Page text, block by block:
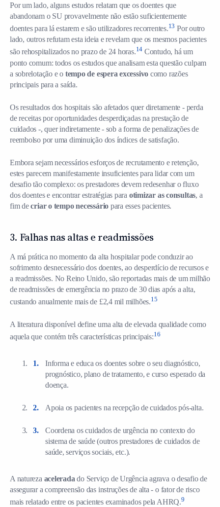
Por um lado, alguns estudos relatam que os doentes que
abandonam o SU provavelmente não estão suficientemente
doentes para lá estarem e são utilizadores recorrentes.13 Por outro
lado, outros refutam esta ideia e revelam que os mesmos pacientes
são rehospitalizados no prazo de 24 horas.14 Contudo, há um
ponto comum: todos os estudos que analisam esta questão culpam
a sobrelotação e o tempo de espera excessivo como razões
principais para a saída.
Os resultados dos hospitais são afetados quer diretamente - perda
de receitas por oportunidades desperdiçadas na prestação de
cuidados -, quer indiretamente - sob a forma de penalizações de
reembolso por uma diminuição dos índices de satisfação.
Embora sejam necessários esforços de recrutamento e retenção,
estes parecem manifestamente insuficientes para lidar com um
desafio tão complexo: os prestadores devem redesenhar o fluxo
dos doentes e encontrar estratégias para otimizar as consultas, a
fim decriar o tempo necessário para esses pacientes.
3. Falhas nas altas e readmissões
A má prática no momento da alta hospitalar pode conduzir ao
sofrimento desnecessário dos doentes, ao desperdício de recursos e
a readmissões. No Reino Unido, são reportadas mais de um milhão
de readmissões de emergência no prazo de 30 dias após a alta,
custando anualmente mais de £2,4 mil milhões.15
A literatura disponível define uma alta de elevada qualidade como
aquela que contém três características principais:16
Informa e educa os doentes sobre o seu diagnóstico,
prognóstico, plano de tratamento, e curso esperado da
doença.
Apoia os pacientes na recepção de cuidados pós-alta.
Coordena os cuidados de urgência no contexto do
sistema de saúde (outros prestadores de cuidados de
saúde, serviços sociais, etc.).
A natureza acelerada do Serviço de Urgência agrava o desafio de
assegurar a compreensão das instruções de alta - o fator de risco
mais relatado entre os pacientes examinados pela AHRQ.9